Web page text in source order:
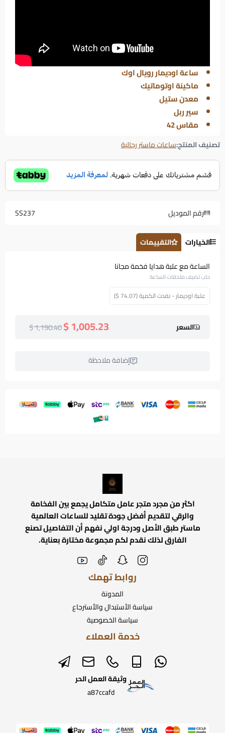
ساعة اوديمار رويال اوك
ماكينة اوتوماتيك
معدن ستيل
سير ربل
مقاس 42
تصنيف المنتج:ساعات ماستر رجالية
رقم الموديل SS237
الخيارات
التقييمات
الساعة مع علبة هدايا فخمة مجانا
حاب تضيف ملحقات الساعة
علبة اوديمار - نفدت الكمية (74.07 $)
السعر 1,005.23 $
1,190.40 $
إضافة ملاحظة
اكثر من مجرد متجر عامل متكامل يجمع بين الفخامة
والرقي لتقديم أفضل جودة تقليد للساعات العالمية
ماستر طبق الأصل ودرجة اولي نفهم أن التفاصيل تصنع
الفارق لذلك نقدم لكم مجموعة مختارة بعناية.
روابط تهمك
المدونة
سياسة الأستبدال والأسترجاع
سياسة الخصوصية
خدمة العملاء
وثيقة العمل الحر
a87ccafd